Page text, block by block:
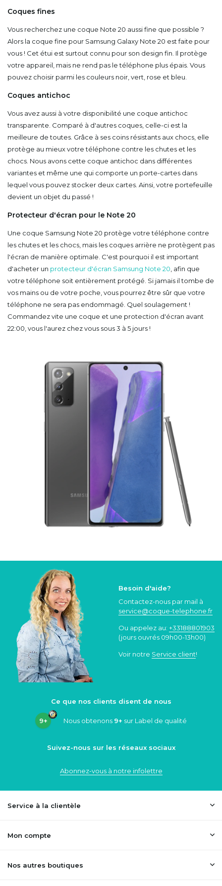
Coques fines
Vous recherchez une coque Note 20 aussi fine que possible ?
Alors la coque fine pour Samsung Galaxy Note 20 est faite pour
vous ! Cet étui est surtout connu pour son design fin. Il protège
votre appareil, mais ne rend pas le téléphone plus épais. Vous
pouvez choisir parmi les couleurs noir, vert, rose et bleu.
Coques antichoc
Vous avez aussi à votre disponibilité une coque antichoc
transparente. Comparé à d'autres coques, celle-ci est la
meilleure de toutes. Grâce à ses coins résistants aux chocs, elle
protège au mieux votre téléphone contre les chutes et les
chocs. Nous avons cette coque antichoc dans différentes
variantes et même une qui comporte un porte-cartes dans
lequel vous pouvez stocker deux cartes. Ainsi, votre portefeuille
devient un objet du passé !
Protecteur d'écran pour le Note 20
Une coque Samsung Note 20 protège votre téléphone contre
les chutes et les chocs, mais les coques arrière ne protègent pas
l'écran de manière optimale. C'est pourquoi il est important
d'acheter un protecteur d'écran Samsung Note 20 , afin que
votre téléphone soit entièrement protégé. Si jamais il tombe de
vos mains ou de votre poche, vous pourrez être sûr que votre
téléphone ne sera pas endommagé. Quel soulagement !
Commandez vite une coque et une protection d'écran avant
22:00, vous l'aurez chez vous sous 3 à 5 jours !
Besoin d'aide?
Contactez-nous par mail à
service@coque-telephone.fr
Ou appelez au: +33188801903
(jours ouvrés 09h00-13h00)
Voir notre Service client!
Ce que nos clients disent de nous
9+ Nous obtenons 9+ sur Label de qualité
Suivez-nous sur les réseaux sociaux
Abonnez-vous à notre infolettre
Service à la clientèle
Mon compte
Nos autres boutiques